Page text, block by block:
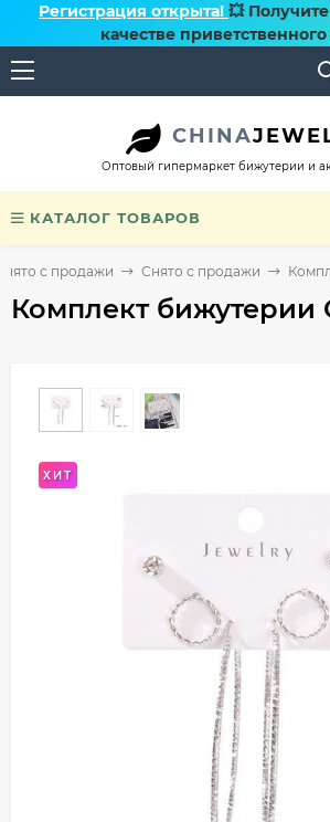
Регистрация открыта! 💥
качестве
CHINA
Оптовый гипермаркет бижутерии и
КАТАЛОГ ТОВАРОВ
с продажи Снято с продажи
Комплект бижутерии
ХИТ